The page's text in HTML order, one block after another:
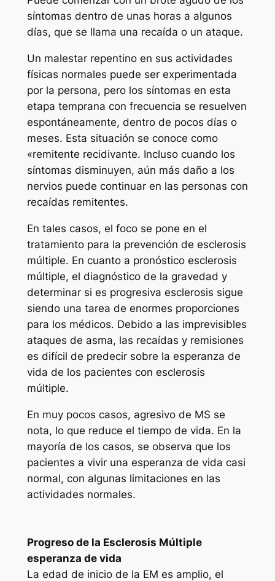
síntomas dentro de unas horas a algunos
días, que se llama una recaída o un ataque.
Un malestar repentino en sus actividades
físicas normales puede ser experimentada
por la persona, pero los síntomas en esta
etapa temprana con frecuencia se resuelven
espontáneamente, dentro de pocos días o
meses. Esta situación se conoce como
«remitente recidivante. Incluso cuando los
síntomas disminuyen, aún más daño a los
nervios puede continuar en las personas con
recaídas remitentes.
En tales casos, el foco se pone en el
tratamiento para la prevención de esclerosis
múltiple. En cuanto a pronóstico esclerosis
múltiple, el diagnóstico de la gravedad y
determinar si es progresiva esclerosis sigue
siendo una tarea de enormes proporciones
para los médicos. Debido a las imprevisibles
ataques de asma, las recaídas y remisiones
es difícil de predecir sobre la esperanza de
vida de los pacientes con esclerosis
múltiple.
En muy pocos casos, agresivo de MS se
nota, lo que reduce el tiempo de vida. En la
mayoría de los casos, se observa que los
pacientes a vivir una esperanza de vida casi
normal, con algunas limitaciones en las
actividades normales.
Progreso de la Esclerosis Múltiple
esperanza de vida
La edad de inicio de la EM es amplio, el